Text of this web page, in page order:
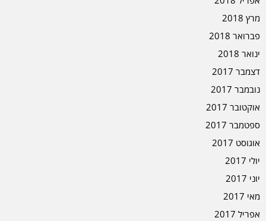
מרץ 2018
פברואר 2018
ינואר 2018
דצמבר 2017
נובמבר 2017
אוקטובר 2017
ספטמבר 2017
אוגוסט 2017
יולי 2017
יוני 2017
מאי 2017
אפריל 2017